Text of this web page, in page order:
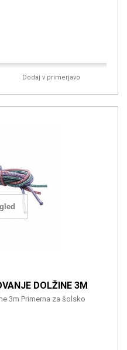
Dodaj v primerjavo
DOLŽINE 3M
3m Primerna za šolsko